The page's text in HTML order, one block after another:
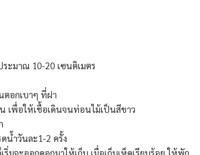
ะมาณ 10-20 เซนติเมตร
อกเบาๆ ที่ฝา
เพื่อให้เชื้อเดินจนท่อนไม้เป็นสีขาว
น้ำวันละ1-2 ครั้ง
มจะออกดอกมาให้เก็บ เมื่อเก็บเห็ดเรียบร้อย ให้พัก